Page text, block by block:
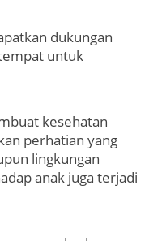
dukungan
untuk
kesehatan
perhatian yang
lingkungan
anak juga terjadi